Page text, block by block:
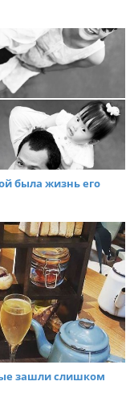
была жизнь его
зашли слишком